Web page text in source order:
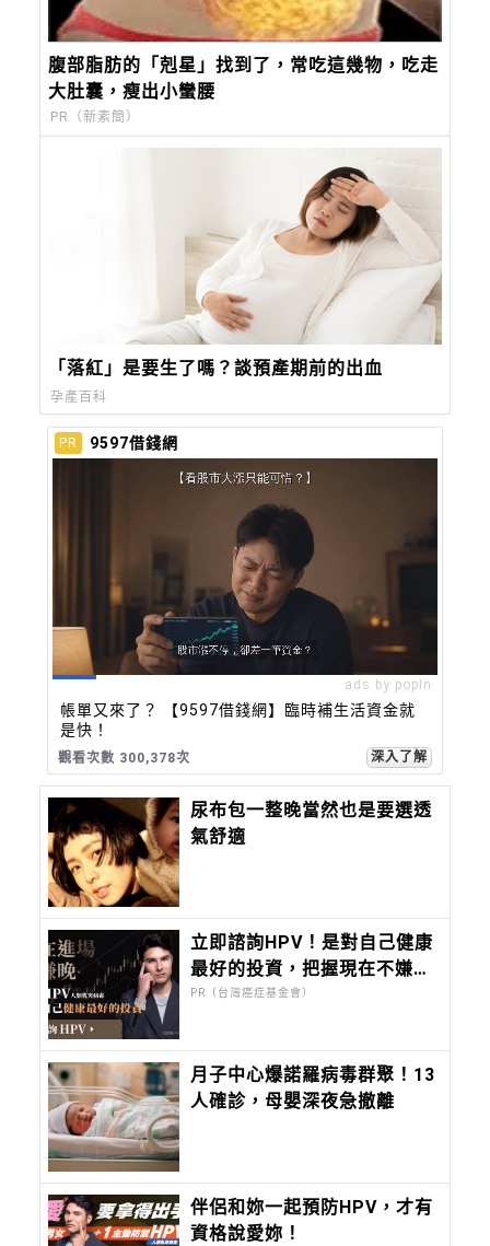
腹部脂肪的「剋星」找到了，常吃這幾物，吃走
大肚囊，瘦出小蠻腰
PR（新素簡）
「落紅」是要生了嗎？談預產期前的出血
孕產百科
PR 9597借錢網
ads by popIn
帳單又來了？ 【9597借錢網】臨時補生活資金就
是快！
觀看次數 300,378次 深入了解
尿布包一整晚當然也是要選透
氣舒適
立即諮詢HPV！是對自己健康
最好的投資，把握現在不嫌
晚！
PR（台灣癌症基金會）
月子中心爆諾羅病毒群聚！13
人確診，母嬰深夜急撤離
伴侶和妳一起預防HPV，才有
資格說愛妳！